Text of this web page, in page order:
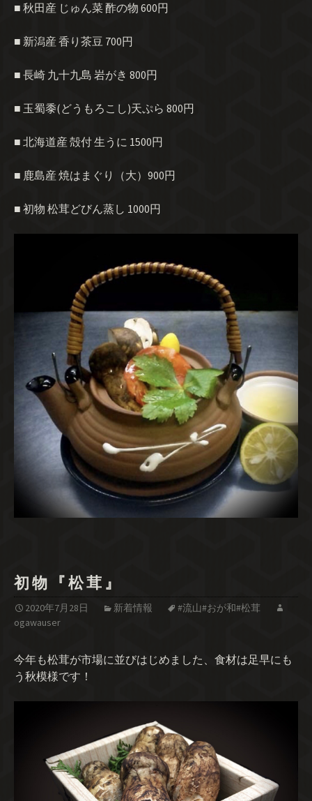
■ 秋田産 じゅん菜 酢の物 600円
■ 新潟産 香り茶豆 700円
■ 長崎 九十九島 岩がき 800円
■ 玉蜀黍(どうもろこし)天ぷら 800円
■ 北海道産 殻付 生うに 1500円
■ 鹿島産 焼はまぐり（大）900円
■ 初物 松茸どびん蒸し 1000円
初 物 『 松 茸 』
2020年7月28日 新着情報
#流山#おが和#松茸
ogawauser
今年も松茸が市場に並びはじめました、食材は足早にも
う秋模様です！